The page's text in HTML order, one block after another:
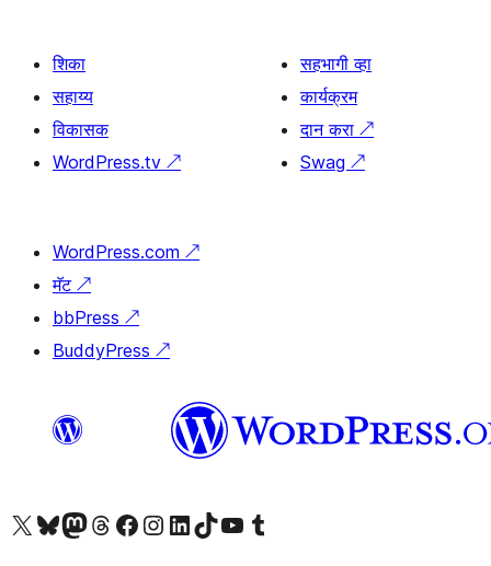
शिका
सहाय्य
विकासक
WordPress.tv ↗
सहभागी व्हा
कार्यक्रम
दान करा ↗
Swag ↗
WordPress.com ↗
मॅट ↗
bbPress ↗
BuddyPress ↗
आमच्या X (एक्स) (पूर्वीचे ट्विटर) खात्याला भेट द्या आमच्या ब्लूस्की खात्याला भेट द्या.आमच्या Mastodon खात्याला भेट द्या.आमच्या थ्रेड्स खात्याला भेट द्या. आमच्या फेसबुक पेजला भेट द्या आमच्या इंस्टाग्राम खात्याला भेट द्या आमच्या लिंक्डइन खात्याला भेट द्या आमच्या टिकटॉक अकाउंटला भेट द्या.आमच्या यूट्यूब चॅनेलला भेट द्या आमच्या टंबलर खात्याला भेट द्या.